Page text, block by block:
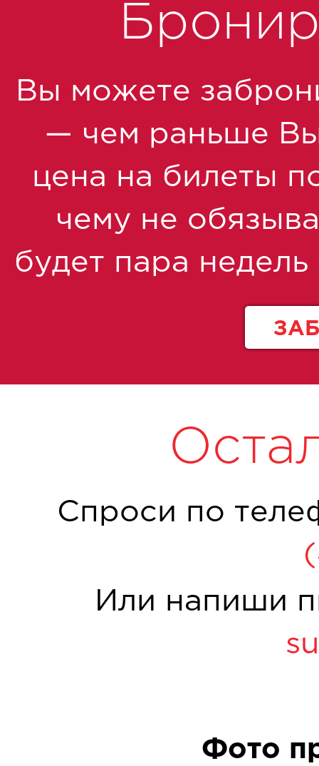
Вы можете
— чем раньше Вы
цена на билеты
чему не
будет пара
Спроси по
Или напиши
Фото